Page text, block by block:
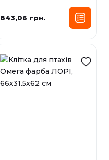
843,06 грн.